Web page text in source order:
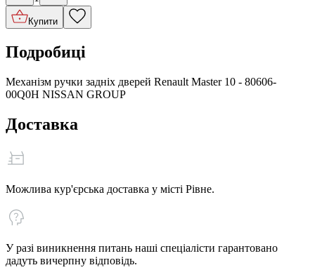
Купити
Подробиці
Механізм ручки задніх дверей Renault Master 10 - 80606-
00Q0H NISSAN GROUP
Доставка
Можлива кур'єрська доставка у місті Рівне.
У разі виникнення питань наші спеціалісти гарантовано
дадуть вичерпну відповідь.